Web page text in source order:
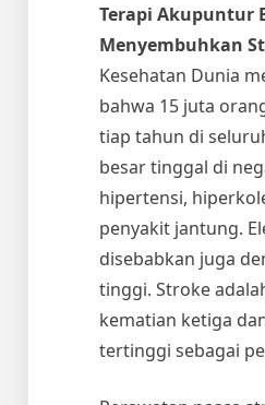
Terapi Akupuntur
Menyembuhkan
Kesehatan Dunia
bahwa 15 juta
tiap tahun di
besar tinggal di
hipertensi,
penyakit jantung.
disebabkan juga
tinggi. Stroke
kematian ketiga
tertinggi sebagai